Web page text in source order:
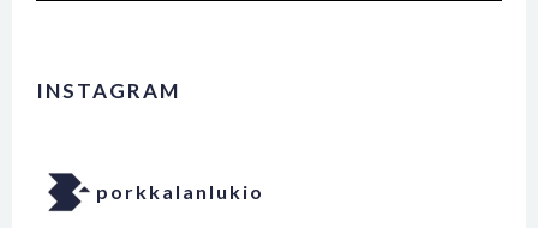
INSTAGRAM
porkkalanlukio